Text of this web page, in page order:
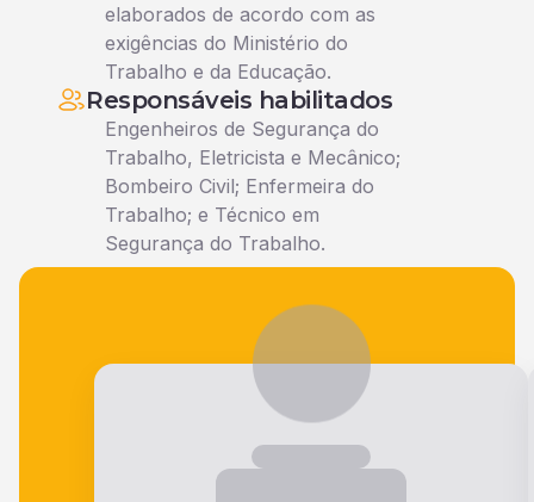
elaborados de acordo com as
exigências do Ministério do
Trabalho e da Educação.
Responsáveis habilitados
Engenheiros de Segurança do
Trabalho, Eletricista e Mecânico;
Bombeiro Civil; Enfermeira do
Trabalho; e Técnico em
Segurança do Trabalho.
Veja o que nossos alunos falam